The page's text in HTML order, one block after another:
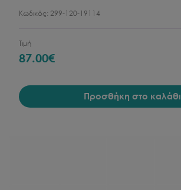
Κωδικός: 299-120-19114
Τιμή
87.00€
Προσθήκη στο καλάθι